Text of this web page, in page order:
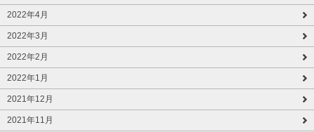
2022年4月
2022年3月
2022年2月
2022年1月
2021年12月
2021年11月